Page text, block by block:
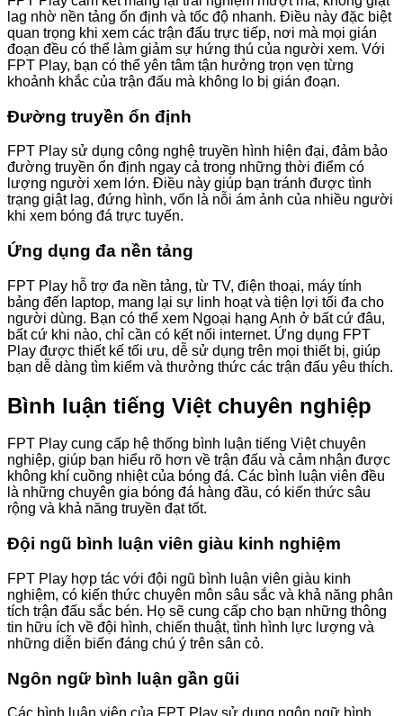
lag nhờ nền tảng ổn định và tốc độ nhanh. Điều này đặc biệt
quan trọng khi xem các trận đấu trực tiếp, nơi mà mọi gián
đoạn đều có thể làm giảm sự hứng thú của người xem. Với
FPT Play, bạn có thể yên tâm tận hưởng trọn vẹn từng
khoảnh khắc của trận đấu mà không lo bị gián đoạn.
Đường truyền ổn định
FPT Play sử dụng công nghệ truyền hình hiện đại, đảm bảo
đường truyền ổn định ngay cả trong những thời điểm có
lượng người xem lớn. Điều này giúp bạn tránh được tình
trạng giật lag, đứng hình, vốn là nỗi ám ảnh của nhiều người
khi xem bóng đá trực tuyến.
Ứng dụng đa nền tảng
FPT Play hỗ trợ đa nền tảng, từ TV, điện thoại, máy tính
bảng đến laptop, mang lại sự linh hoạt và tiện lợi tối đa cho
người dùng. Bạn có thể xem Ngoại hạng Anh ở bất cứ đâu,
bất cứ khi nào, chỉ cần có kết nối internet. Ứng dụng FPT
Play được thiết kế tối ưu, dễ sử dụng trên mọi thiết bị, giúp
bạn dễ dàng tìm kiếm và thưởng thức các trận đấu yêu thích.
Bình luận tiếng Việt chuyên nghiệp
FPT Play cung cấp hệ thống bình luận tiếng Việt chuyên
nghiệp, giúp bạn hiểu rõ hơn về trận đấu và cảm nhận được
không khí cuồng nhiệt của bóng đá. Các bình luận viên đều
là những chuyên gia bóng đá hàng đầu, có kiến thức sâu
rộng và khả năng truyền đạt tốt.
Đội ngũ bình luận viên giàu kinh nghiệm
FPT Play hợp tác với đội ngũ bình luận viên giàu kinh
nghiệm, có kiến thức chuyên môn sâu sắc và khả năng phân
tích trận đấu sắc bén. Họ sẽ cung cấp cho bạn những thông
tin hữu ích về đội hình, chiến thuật, tình hình lực lượng và
những diễn biến đáng chú ý trên sân cỏ.
Ngôn ngữ bình luận gần gũi